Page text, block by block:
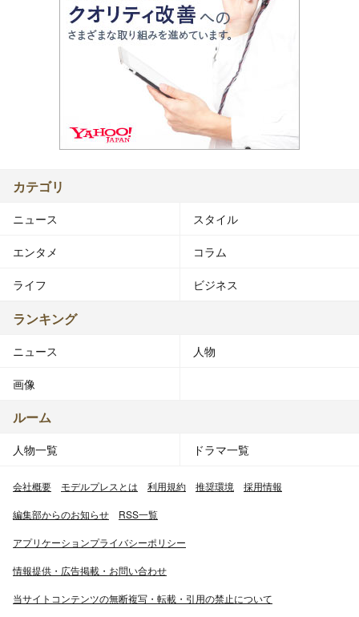
カテゴリ
ニュース スタイル
エンタメ コラム
ライフ ビジネス
ランキング
ニュース 人物
画像
ルーム
人物一覧 ドラマ一覧
会社概要 モデルプレスとは 利用規約 推奨環境 採用情報
編集部からのお知らせ RSS一覧
アプリケーションプライバシーポリシー
情報提供・広告掲載・お問い合わせ
当サイトコンテンツの無断複写・転載・引用の禁止について